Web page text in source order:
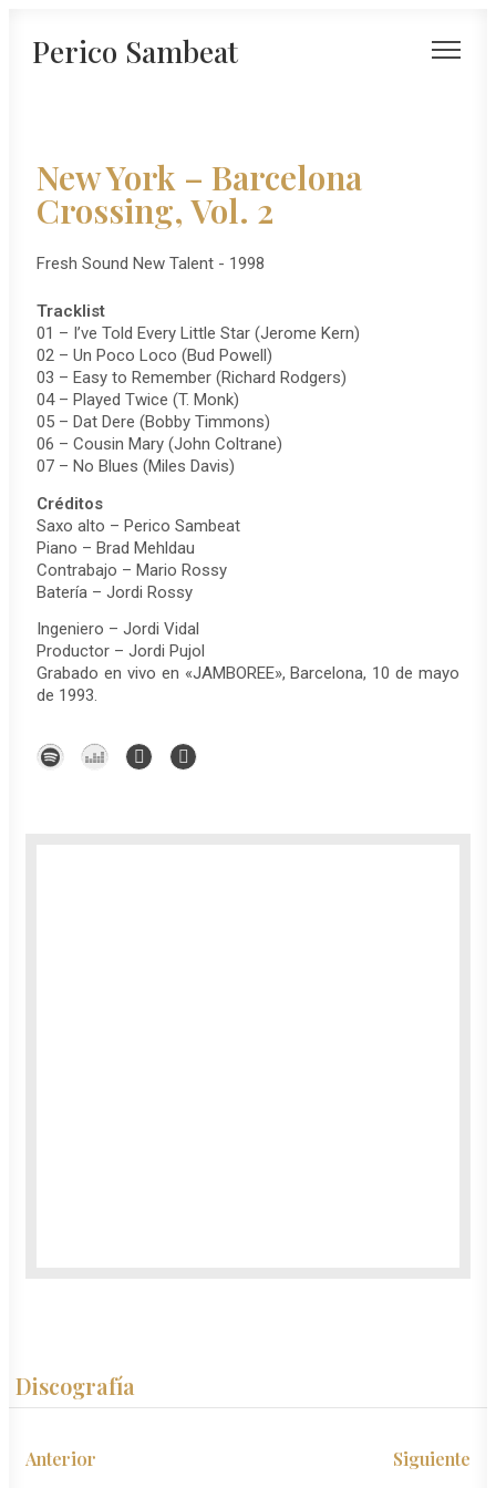
Perico Sambeat
New York – Barcelona
Crossing, Vol. 2
Fresh Sound New Talent - 1998
Tracklist
01 – I’ve Told Every Little Star (Jerome Kern)
02 – Un Poco Loco (Bud Powell)
03 – Easy to Remember (Richard Rodgers)
04 – Played Twice (T. Monk)
05 – Dat Dere (Bobby Timmons)
06 – Cousin Mary (John Coltrane)
07 – No Blues (Miles Davis)
Créditos
Saxo alto – Perico Sambeat
Piano – Brad Mehldau
Contrabajo – Mario Rossy
Batería – Jordi Rossy
Ingeniero – Jordi Vidal
Productor – Jordi Pujol
Grabado en vivo en «JAMBOREE», Barcelona, ​​10 de mayo
de 1993.
Discografía
Anterior Siguiente